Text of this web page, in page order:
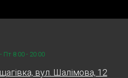
Пт 8:00 - 20:00
вул. Шалімова, 12